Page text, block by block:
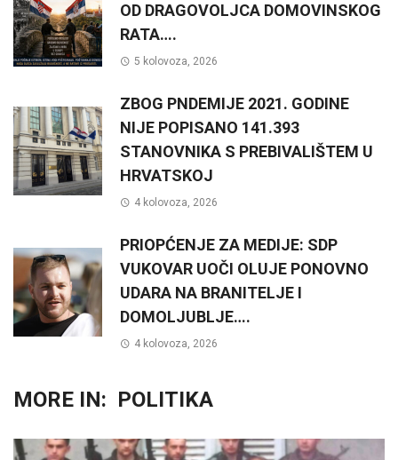
OD DRAGOVOLJCA DOMOVINSKOG
RATA….
5 kolovoza, 2026
ZBOG PNDEMIJE 2021. GODINE
NIJE POPISANO 141.393
STANOVNIKA S PREBIVALIŠTEM U
HRVATSKOJ
4 kolovoza, 2026
PRIOPĆENJE ZA MEDIJE: SDP
VUKOVAR UOČI OLUJE PONOVNO
UDARA NA BRANITELJE I
DOMOLJUBLJE….
4 kolovoza, 2026
MORE IN: POLITIKA